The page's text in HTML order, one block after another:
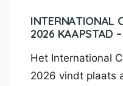
INTERNATIONAL
2026 KAAPSTAD
Het International
2026 vindt plaats